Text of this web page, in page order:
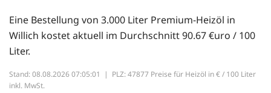
Eine Bestellung von 3.000 Liter Premium-Heizöl in
Willich kostet aktuell im Durchschnitt 90.67 €uro / 100
Liter.
Stand: 08.08.2026 07:05:01 | PLZ: 47877 Preise für Heizöl in € / 100 Liter
inkl. MwSt.